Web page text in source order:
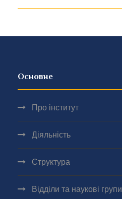
Основне
Про інститут
Діяльність
Структура
Відділи та наукові групи